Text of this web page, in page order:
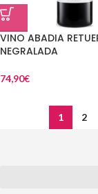
VINO ABADIA
NEGRALADA
74,90€
1 2